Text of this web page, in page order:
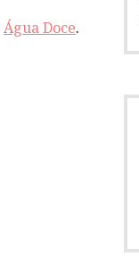
Água Doce.